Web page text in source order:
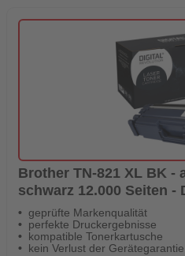
Brother TN-821 XL BK -
schwarz 12.000 Seiten -
geprüfte Markenqualität
perfekte Druckergebnisse
kompatible Tonerkartusche
kein Verlust der Gerätegarantie